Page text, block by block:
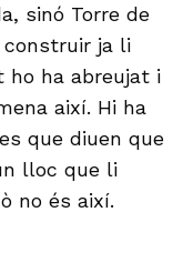
sinó Torre de
construir ja li
ho ha abreujat i
així. Hi ha
que diuen que
lloc que li
no és així.